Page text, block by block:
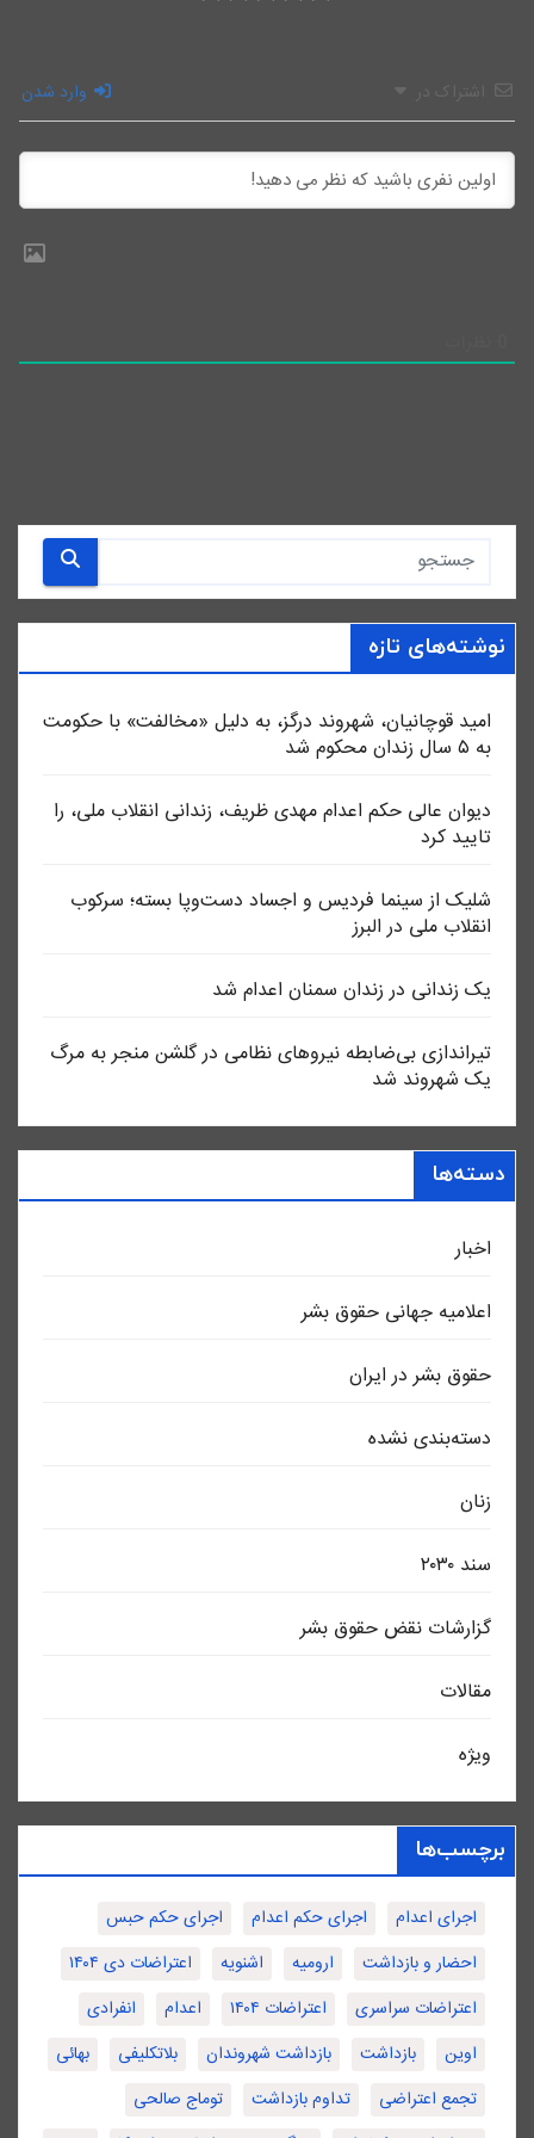
اشتراک در وارد شدن
نوشته‌های تازه
امید قوچانیان، شهروند درگز، به دلیل «مخالفت» با حکومت
به ۵ سال زندان محکوم شد
دیوان عالی حکم اعدام مهدی ظریف، زندانی انقلاب ملی، را
تایید کرد
شلیک از سینما فردیس و اجساد دست‌وپا بسته؛ سرکوب
انقلاب ملی در البرز
یک زندانی در زندان سمنان اعدام شد
تیراندازی بی‌ضابطه نیروهای نظامی در گلشن منجر به مرگ
یک شهروند شد
دسته‌ها
اخبار
اعلاميه جهانی حقوق بشر
حقوق بشر در ایران
دسته‌بندی نشده
زنان
سند ٢٠٣٠
گزارشات نقض حقوق بشر
مقالات
ویژه
برچسب‌ها
اجرای اعدام اجرای حکم اعدام
اجرای حکم حبس
احضار و بازداشت
ارومیه اشنویه
اعتراضات دی ۱۴۰۴
اعتراضات سراسری
اعتراضات ۱۴۰۴ اعدام
انفرادی
اوین
بازداشت بازداشت شهروندان بلاتکلیفی
بهائی
تجمع اعتراضی
تداوم بازداشت
توماج صالحی